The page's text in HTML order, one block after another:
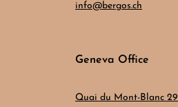
info@bergos.ch
Geneva Office
Quai du Mont-Blanc 29